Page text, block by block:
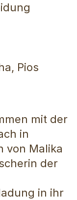
Pios
mit der
in
von Malika
der
in ihr